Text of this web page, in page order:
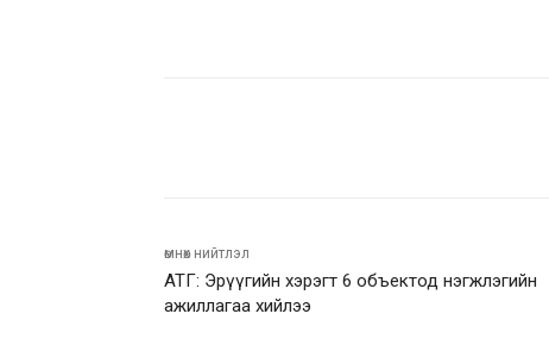
өмнөх нийтлэл
АТГ: Эрүүгийн хэрэгт 6 объектод нэгжлэгийн
ажиллагаа хийлээ